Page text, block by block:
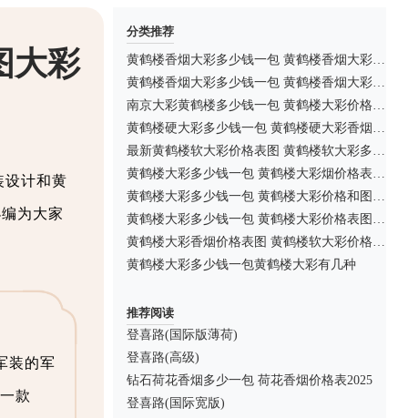
大彩
设计和黄
为大家
装的军
款
分类推荐
黄鹤楼香烟大彩多少钱一包 黄鹤楼香烟大彩图片及价格表
黄鹤楼香烟大彩多少钱一包 黄鹤楼香烟大彩价格查询
南京大彩黄鹤楼多少钱一包 黄鹤楼大彩价格表图一览
黄鹤楼硬大彩多少钱一包 黄鹤楼硬大彩香烟图片及价格
最新黄鹤楼软大彩价格表图 黄鹤楼软大彩多少钱一包
黄鹤楼大彩多少钱一包 黄鹤楼大彩烟价格表图2025
黄鹤楼大彩多少钱一包 黄鹤楼大彩价格和图片2025
黄鹤楼大彩多少钱一包 黄鹤楼大彩价格表图一览
黄鹤楼大彩香烟价格表图 黄鹤楼软大彩价格多少
黄鹤楼大彩多少钱一包黄鹤楼大彩有几种
推荐阅读
登喜路(国际版薄荷)
登喜路(高级)
钻石荷花香烟多少一包 荷花香烟价格表2025
登喜路(国际宽版)